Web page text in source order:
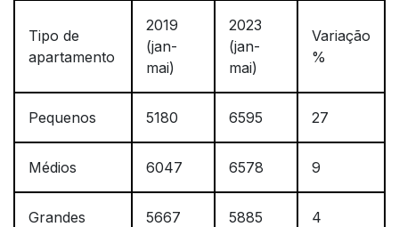
Tipo de
apartamento
2019
(jan-
mai)
2023
(jan-
mai)
Variação
%
Pequenos 5180 6595 27
Médios 6047 6578 9
Grandes 5667 5885 4